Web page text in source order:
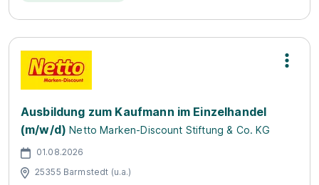
Ausbildung zum Kaufmann im Einzelhandel
(m/w/d) Netto Marken-Discount Stiftung & Co. KG
01.08.2026
25355 Barmstedt (u.a.)